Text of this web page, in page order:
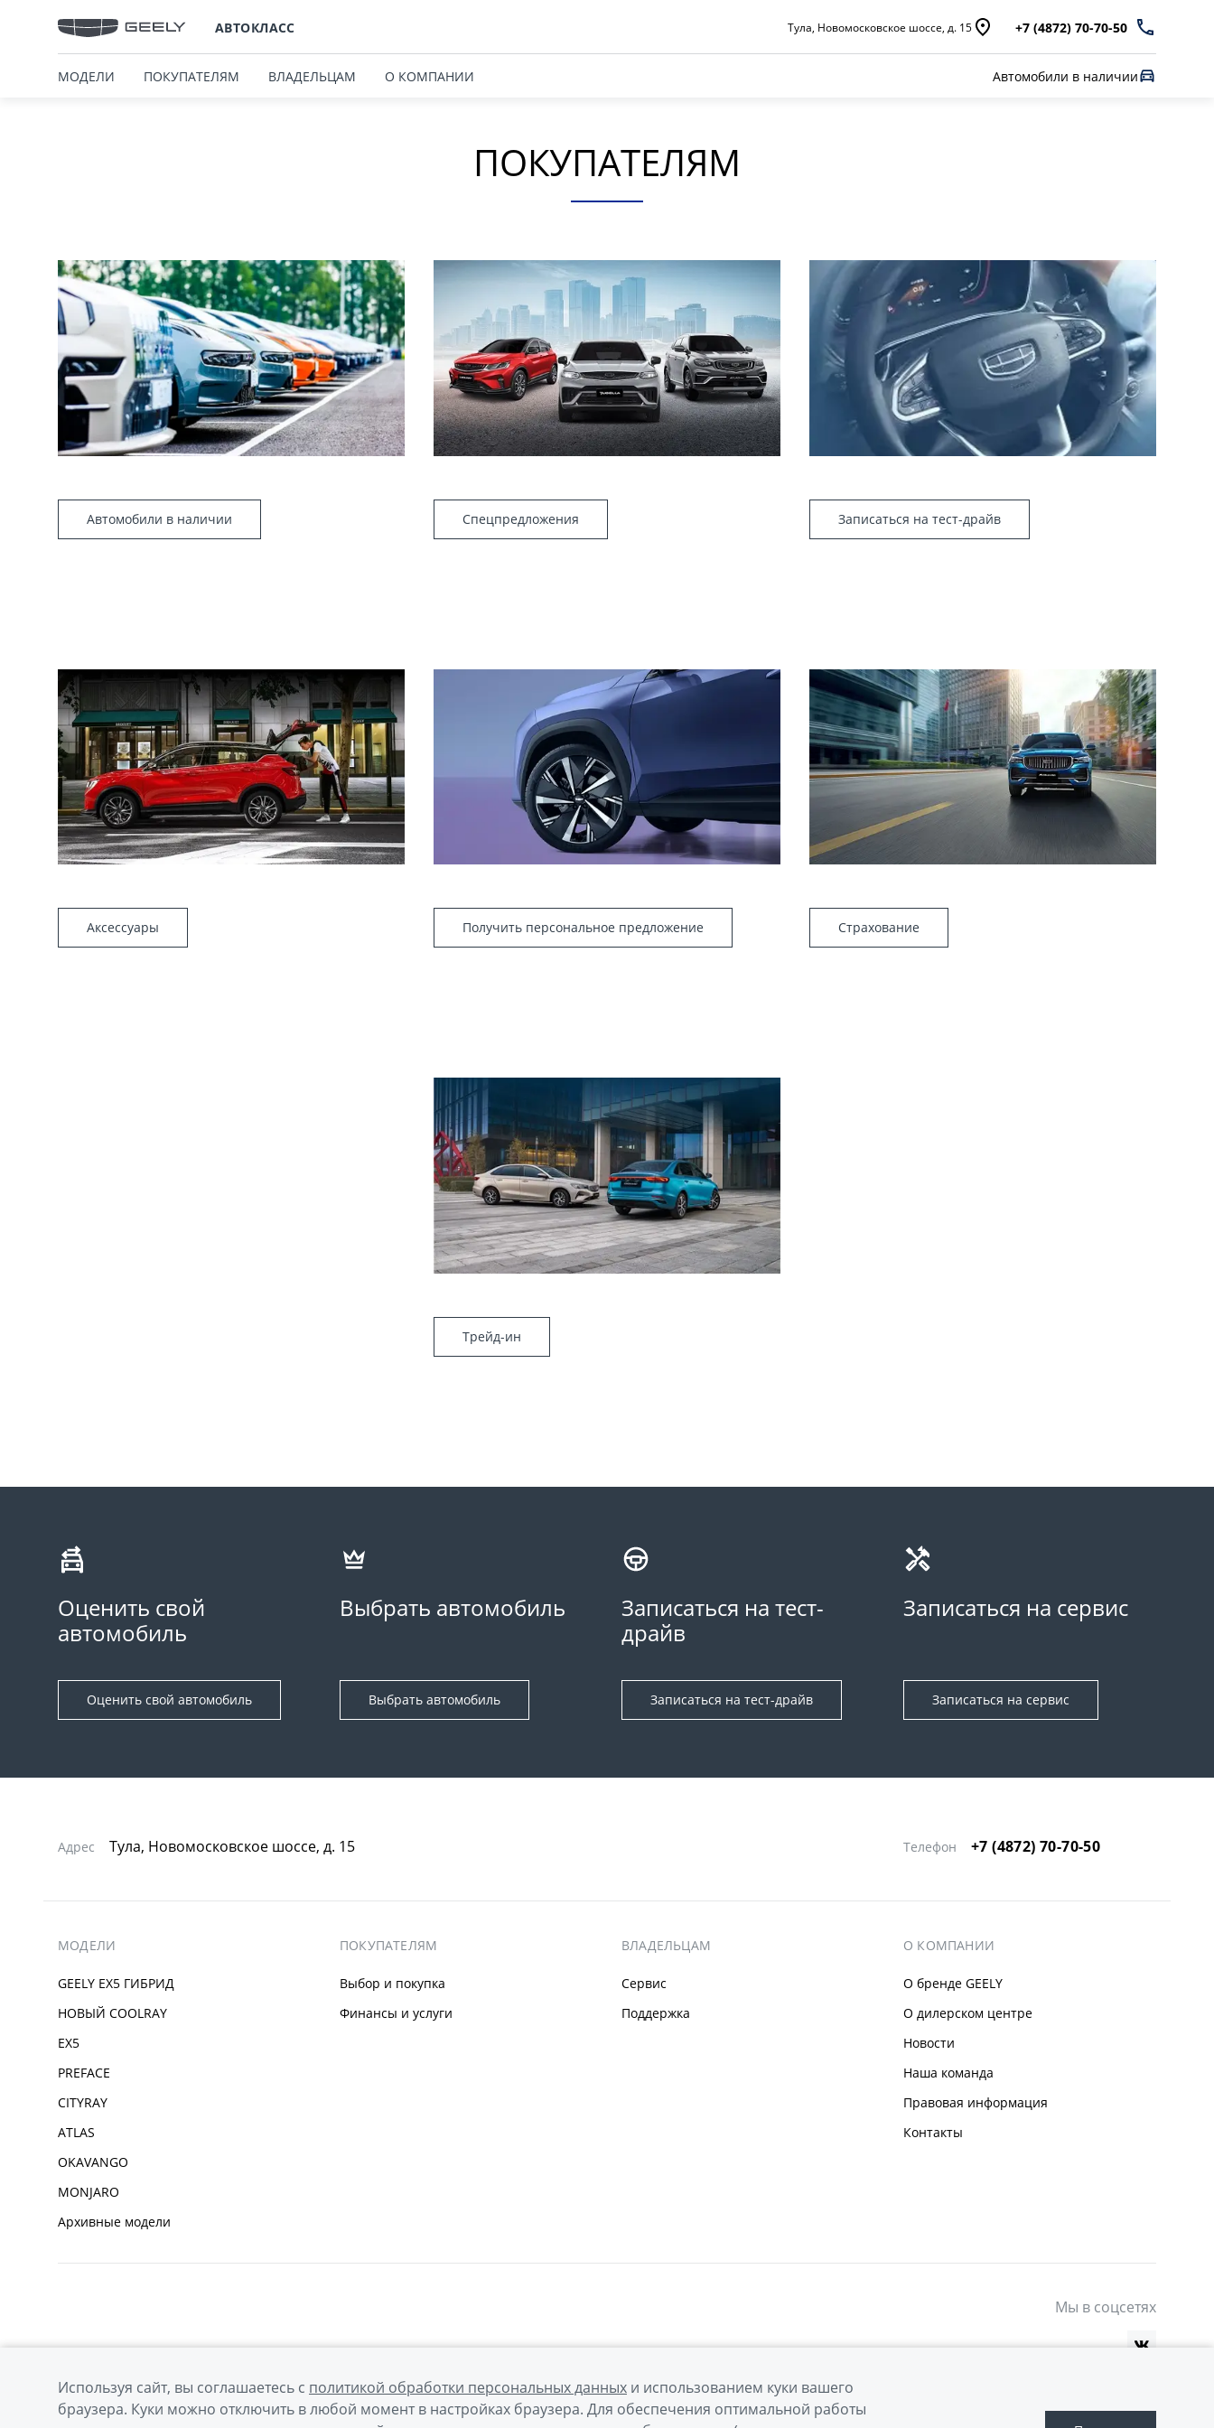
АВТОКЛАСС Тула, Новомосковское шоссе, д. 15 +7 (4872) 70-70-50
МОДЕЛИ ПОКУПАТЕЛЯМ ВЛАДЕЛЬЦАМ О КОМПАНИИ Автомобили в наличии
ПОКУПАТЕЛЯМ
Автомобили в наличии Спецпредложения Записаться на тест-драйв
Аксессуары Получить персональное предложение Страхование
Трейд-ин
Оценить свой
автомобиль
Оценить свой автомобиль
Выбрать автомобиль
Выбрать автомобиль
Записаться на тест-
драйв
Записаться на тест-драйв
Записаться на сервис
Записаться на сервис
Адрес Тула, Новомосковское шоссе, д. 15 Телефон +7 (4872) 70-70-50
МОДЕЛИ
GEELY EX5 ГИБРИД
НОВЫЙ COOLRAY
EX5
PREFACE
CITYRAY
ATLAS
OKAVANGO
MONJARO
Архивные модели
ПОКУПАТЕЛЯМ
Выбор и покупка
Финансы и услуги
ВЛАДЕЛЬЦАМ
Сервис
Поддержка
О КОМПАНИИ
О бренде GEELY
О дилерском центре
Новости
Наша команда
Правовая информация
Контакты
Мы в соцсетях
Используя сайт, вы соглашаетесь с политикой обработки персональных данных и использованием куки вашего
браузера. Куки можно отключить в любой момент в настройках браузера. Для обеспечения оптимальной работы